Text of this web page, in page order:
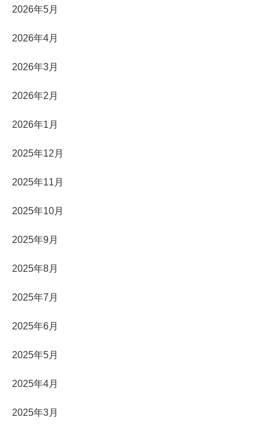
2026年5月
2026年4月
2026年3月
2026年2月
2026年1月
2025年12月
2025年11月
2025年10月
2025年9月
2025年8月
2025年7月
2025年6月
2025年5月
2025年4月
2025年3月